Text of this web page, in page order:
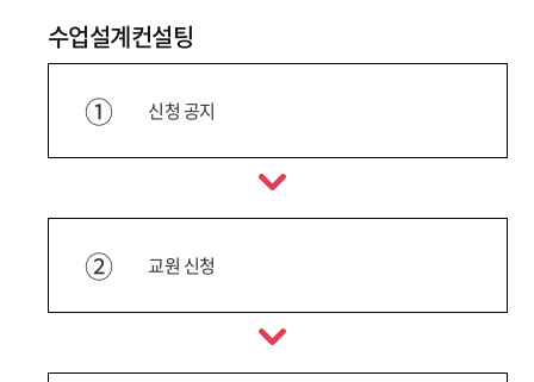
수업설계컨설팅
① 신청 공지
② 교원 신청